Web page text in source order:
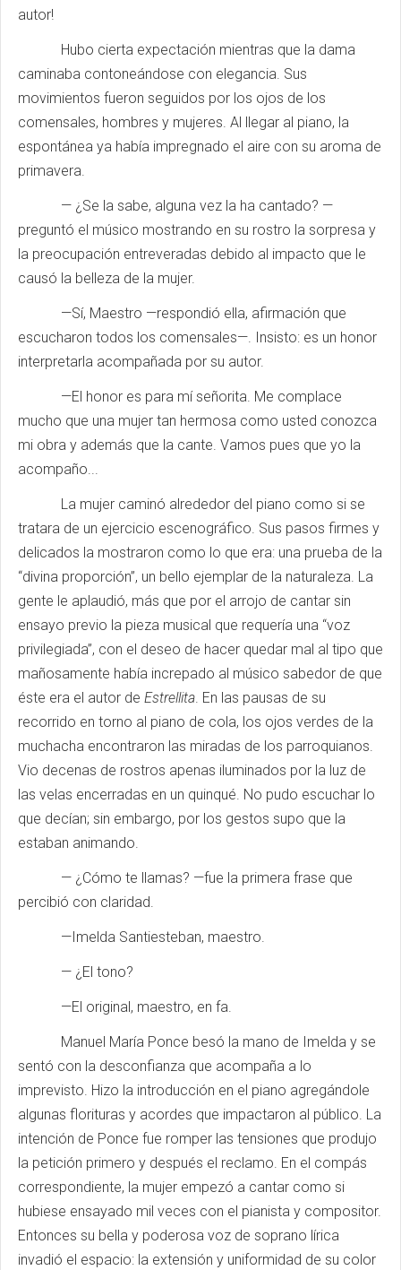
autor!
Hubo cierta expectación mientras que la dama
caminaba contoneándose con elegancia. Sus
movimientos fueron seguidos por los ojos de los
comensales, hombres y mujeres. Al llegar al piano, la
espontánea ya había impregnado el aire con su aroma de
primavera.
— ¿Se la sabe, alguna vez la ha cantado? —
preguntó el músico mostrando en su rostro la sorpresa y
la preocupación entreveradas debido al impacto que le
causó la belleza de la mujer.
—Sí, Maestro —respondió ella, afirmación que
escucharon todos los comensales—. Insisto: es un honor
interpretarla acompañada por su autor.
—El honor es para mí señorita. Me complace
mucho que una mujer tan hermosa como usted conozca
mi obra y además que la cante. Vamos pues que yo la
acompaño...
La mujer caminó alrededor del piano como si se
tratara de un ejercicio escenográfico. Sus pasos firmes y
delicados la mostraron como lo que era: una prueba de la
“divina proporción”, un bello ejemplar de la naturaleza. La
gente le aplaudió, más que por el arrojo de cantar sin
ensayo previo la pieza musical que requería una “voz
privilegiada”, con el deseo de hacer quedar mal al tipo que
mañosamente había increpado al músico sabedor de que
éste era el autor de Estrellita. En las pausas de su
recorrido en torno al piano de cola, los ojos verdes de la
muchacha encontraron las miradas de los parroquianos.
Vio decenas de rostros apenas iluminados por la luz de
las velas encerradas en un quinqué. No pudo escuchar lo
que decían; sin embargo, por los gestos supo que la
estaban animando.
— ¿Cómo te llamas? —fue la primera frase que
percibió con claridad.
­—Imelda Santiesteban, maestro.
— ¿El tono?
—El original, maestro, en fa.
Manuel María Ponce besó la mano de Imelda y se
sentó con la desconfianza que acompaña a lo
imprevisto. Hizo la introducción en el piano agregándole
algunas florituras y acordes que impactaron al público. La
intención de Ponce fue romper las tensiones que produjo
la petición primero y después el reclamo. En el compás
correspondiente, la mujer empezó a cantar como si
hubiese ensayado mil veces con el pianista y compositor.
Entonces su bella y poderosa voz de soprano lírica
invadió el espacio: la extensión y uniformidad de su color